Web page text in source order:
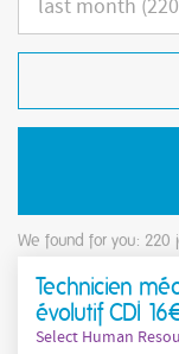
We found for you: 220
Technicien
évolutif CDI
Select Human